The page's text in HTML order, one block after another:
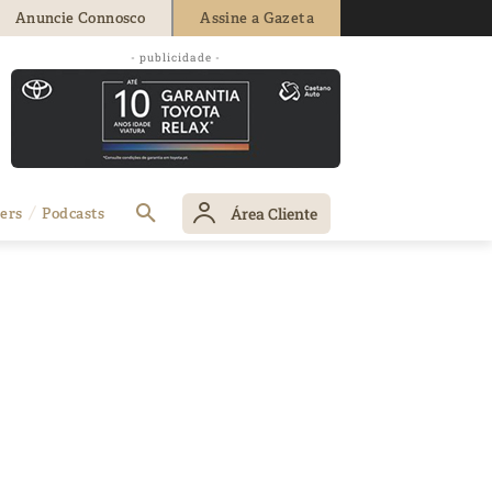
Anuncie Connosco Assine a Gazeta
- publicidade -
Podcasts Área Cliente